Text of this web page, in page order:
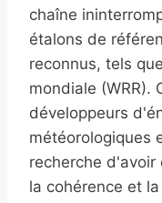
chaîne
étalons de
reconnus, tels
mondiale (WRR).
développeurs
météorologiques
recherche
la cohérence et